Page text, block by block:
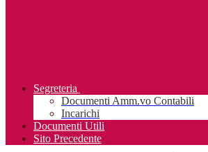
Segreteria
Documenti Amm.vo Contabili
Incarichi
Documenti Utili
Sito Precedente